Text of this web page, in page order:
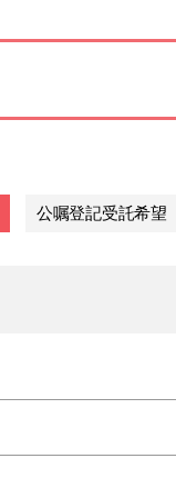
公嘱登記受託希